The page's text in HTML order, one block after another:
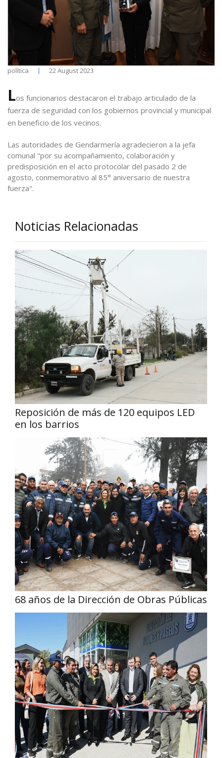
política 22 August 2023
Los funcionarios destacaron el trabajo articulado de la
fuerza de seguridad con los gobiernos provincial y municipal
en beneficio de los vecinos.
Las autoridades de Gendarmería agradecieron a la jefa
comunal "por su acompañamiento, colaboración y
predisposición en el acto protocolar del pasado 2 de
agosto, conmemorativo al 85° aniversario de nuestra
fuerza".
Noticias Relacionadas
Reposición de más de 120 equipos LED
en los barrios
68 años de la Dirección de Obras Públicas